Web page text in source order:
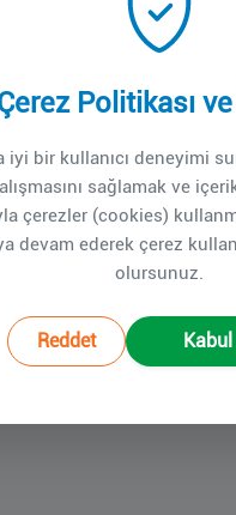
Türkiye genelinde farklı
süreçlerinde
Tabipleri Birliği ve
güncellemek ve mevcut
eğitimle ilgili güncel
zemin sunmaktadır.
memnuniyet duyarız.
Politikası
iyi bir kullanıcı deneyimi
sağlamak ve
çerezler (cookies)
devam ederek çerez
olursunuz.
Reddet Kabul